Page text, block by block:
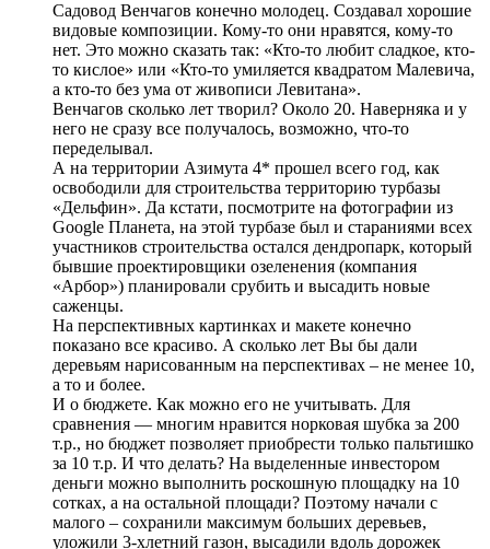
Садовод Венчагов конечно молодец. Создавал хорошие
видовые композиции. Кому-то они нравятся, кому-то
нет. Это можно сказать так: «Кто-то любит сладкое, кто-
то кислое» или «Кто-то умиляется квадратом Малевича,
а кто-то без ума от живописи Левитана».
Венчагов сколько лет творил? Около 20. Наверняка и у
него не сразу все получалось, возможно, что-то
переделывал.
А на территории Азимута 4* прошел всего год, как
освободили для строительства территорию турбазы
«Дельфин». Да кстати, посмотрите на фотографии из
Google Планета, на этой турбазе был и стараниями всех
участников строительства остался дендропарк, который
бывшие проектировщики озеленения (компания
«Арбор») планировали срубить и высадить новые
саженцы.
На перспективных картинках и макете конечно
показано все красиво. А сколько лет Вы бы дали
деревьям нарисованным на перспективах – не менее 10,
а то и более.
И о бюджете. Как можно его не учитывать. Для
сравнения — многим нравится норковая шубка за 200
т.р., но бюджет позволяет приобрести только пальтишко
за 10 т.р. И что делать? На выделенные инвестором
деньги можно выполнить роскошную площадку на 10
сотках, а на остальной площади? Поэтому начали с
малого – сохранили максимум больших деревьев,
уложили 3-хлетний газон, высадили вдоль дорожек